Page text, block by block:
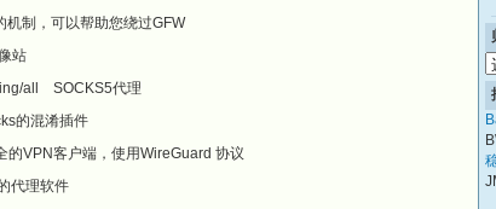
制，可以帮助您绕过GFW
站
all SOCKS5代理
的混淆插件
VPN客户端，使用WireGuard 协议
代理软件